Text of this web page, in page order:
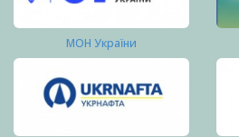
МОН України